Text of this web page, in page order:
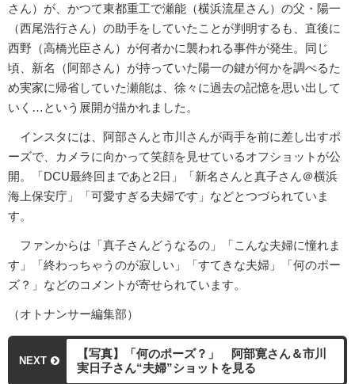
さん）が、かつて東都重工で瀬能（横浜流星さん）の父・陽一
（西尾浩行さん）の助手をしていたことが判明するも、直後に
西野（高橋光臣さん）が何者かに襲われる事件が発生。同じ
頃、新名（阿部さん）が持っていた陽一の鍵が何かを調べるた
め実家に帰省していた瀬能は、徐々に過去の記憶を思い出して
いく…という展開が描かれました。
インスタには、阿部さんと市川さんが両手を前に差し出すポ
ーズで、カメラに向かって笑顔を見せているオフショットが公
開。「DCU最終回まであと2日」「新名さんと真子さん＠横浜
海上保安庁」「可愛すぎる夫婦です」などとつづられていま
す。
ファンからは「真子さんどうなるの」「こんな夫婦に憧れま
す」「終わっちゃうのが寂しい」「すてきな夫婦」「何のポー
ズ？」などのコメントが寄せられています。
（オトナンサー編集部）
NEXT
【写真】「何のポーズ？」 阿部寛さん＆市川
実日子さん“夫婦”ショットを見る